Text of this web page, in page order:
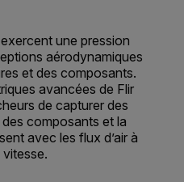
une pression
aérodynamiques
et des composants.
avancées de Flir
de capturer des
composants et la
avec les flux d’air à